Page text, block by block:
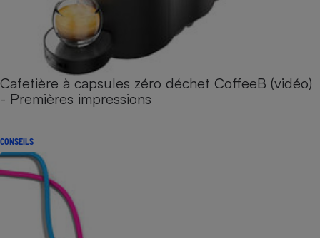
Cafetière à capsules zéro déchet CoffeeB (vidéo)
- Premières impressions
CONSEILS